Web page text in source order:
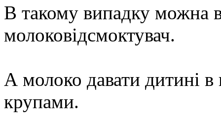
В такому випадку можна
молоковідсмоктувач.
А молоко давати дитині
крупами.